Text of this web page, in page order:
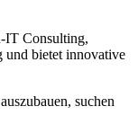
IT Consulting,
und bietet innovative
suchen